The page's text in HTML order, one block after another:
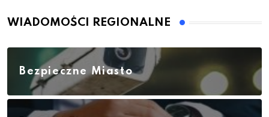
WIADOMOŚCI REGIONALNE
Bezpieczne Miasto